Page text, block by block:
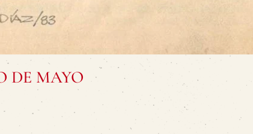
DE MAYO